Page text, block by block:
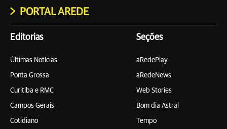
PORTAL AREDE
Editorias
Últimas Notícias
Ponta Grossa
Curitiba e RMC
Campos Gerais
Cotidiano
Seções
aRedePlay
aRedeNews
Web Stories
Bom dia Astral
Tempo